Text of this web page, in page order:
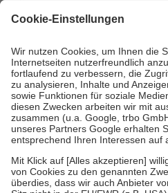
mit.
Grundsätzlich leisten Mitglieder
höchstens zehn Euro.
Es sind
Kosten der Leistung zu entrichten.
Diese Regeln gelten grundsätzlich
Bei Heilmitteln und häuslicher
Zuzahlung zehn Prozent der Kosten
Verordnung.
Um das Engagement der
stärken und die besondere Stellung
fallenkeine Zuzahlungenan bei:
• Kindern und Jugendlichen bis